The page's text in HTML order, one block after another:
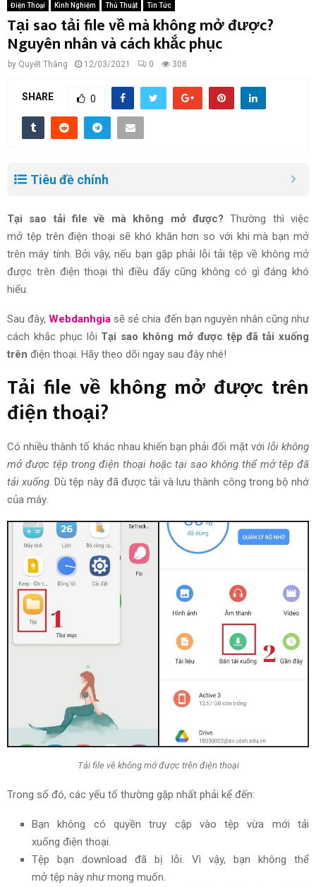
Điện Thoại Kinh Nghiệm Thủ Thuật Tin Tức
Tại sao tải file về mà không mở được?
Nguyên nhân và cách khắc phục
by Quyết Thắng 12/03/2021 0 308
SHARE 0
Tiêu đề chính
Tại sao tải file về mà không mở được? Thường thì việc
mở tệp trên điện thoại sẽ khó khăn hơn so với khi mà bạn mở
trên máy tính. Bởi vậy,nếu bạn gặp phải lỗi tảitệp về không mở
được trên điện thoại thì điều đấycũng không có gì đáng khó
hiểu.
Sau đây,Webdanhgia sẽ sẻ chia đến bạn nguyên nhân cũng như
cách khắc phục lỗi Tại sao không mở được tệp đã tải xuống
trên điện thoại. Hãy theo dõi ngay sau đây nhé!
Tải file về không mở được trên
điện thoại?
Có nhiềuthành tố khác nhau khiến bạn phải đối mặt với lỗi không
mở được tệptrong điện thoại hoặc tại sao không thể mở tệp đã
tải xuống. Dùtệp này đã được tải và lưu thành công trong bộ nhớ
của máy.
Tải file về không mở được trên điện thoại
Trong số đó, các yếu tố thường gặp nhất phải kể đến:
Bạn không có quyềntruy cập vàotệp vừa mớitải
xuống điện thoại.
Tệp bạndownload đã bị lỗi. Vì vậy, bạn không thể
mở tệp này nhưmong muốn.